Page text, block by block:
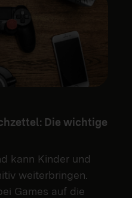
Die wichtige
kann Kinder und
weiterbringen.
Games auf die